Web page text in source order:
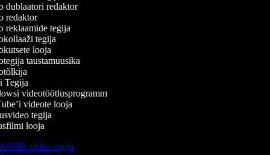
redaktor
tegija
tegija
looja
taustamuusika
videotöötlusprogramm
videote looja
tegija
looja
video tegija